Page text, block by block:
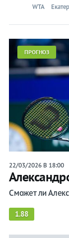
WTA
ПРОГНОЗ
22/03/2026 В 18:00
Сможет ли
1.88